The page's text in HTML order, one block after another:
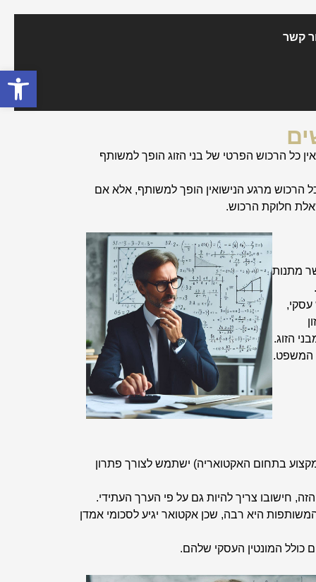
פתח
קשר
מוכל על כל הזוגות אשר נישאו משנת 1974, וקובע כי מרגע הנישואין כל הרכוש הפרטי של בני הזוג הופך למשותף
הוא, כי כל הרכוש מרגע הנישואין הופך למשותף, אלא אם
חלוקת הרכוש.
מתנות
הזוג.
המשפט.
בתחום האקטואריה) ישתמש לצורך פתרון
חישובו צריך להיות גם על פי הערך העתידי.
היא רבה, שכן אקטואר יגיע לסכומי אמדן
כולל המונטין העסקי שלהם.